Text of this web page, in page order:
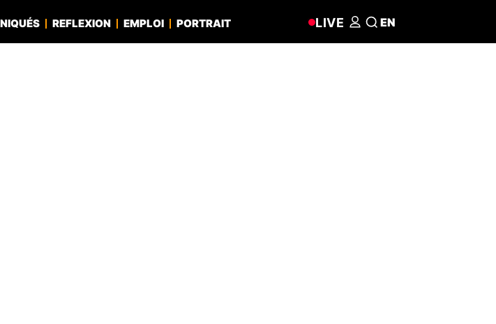
REFLEXION EMPLOI PORTRAIT LIVE EN